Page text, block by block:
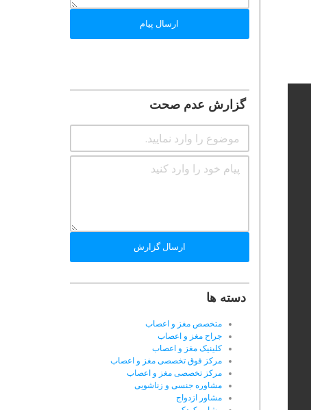
ارسال پیام
گزارش عدم صحت
ارسال گزارش
دسته ها
متخصص مغز و اعصاب
جراح مغز و اعصاب
کلینیک مغز و اعصاب
مرکز فوق تخصصی مغز و اعصاب
مرکز تخصصی مغز و اعصاب
مشاوره جنسی و زناشویی
مشاور ازدواج